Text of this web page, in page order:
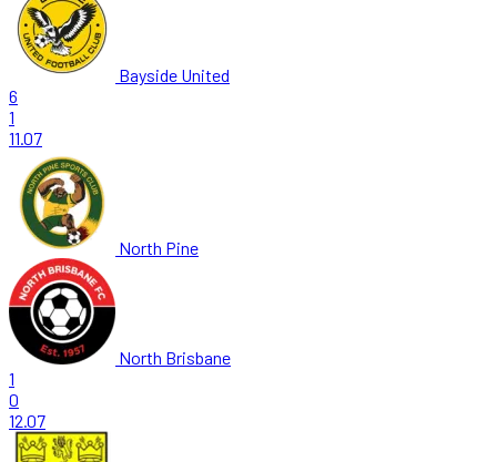
Bayside United
6
1
11.07
North Pine
North Brisbane
1
0
12.07